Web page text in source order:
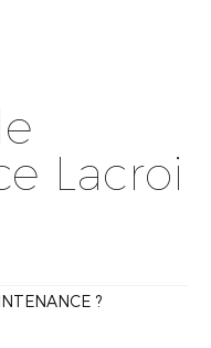
Lacroi
?